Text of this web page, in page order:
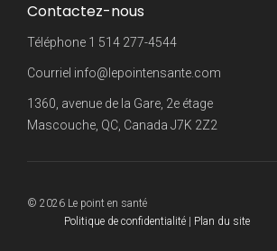
Contactez-nous
Téléphone 1 514 277-4544
Courriel info@lepointensante.com
1360, avenue de la Gare, 2e étage
Mascouche, QC, Canada J7K 2Z2
© 2026 Le point en santé
Politique de confidentialité
Plan du site